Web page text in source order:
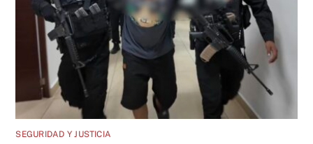
SEGURIDAD Y JUSTICIA